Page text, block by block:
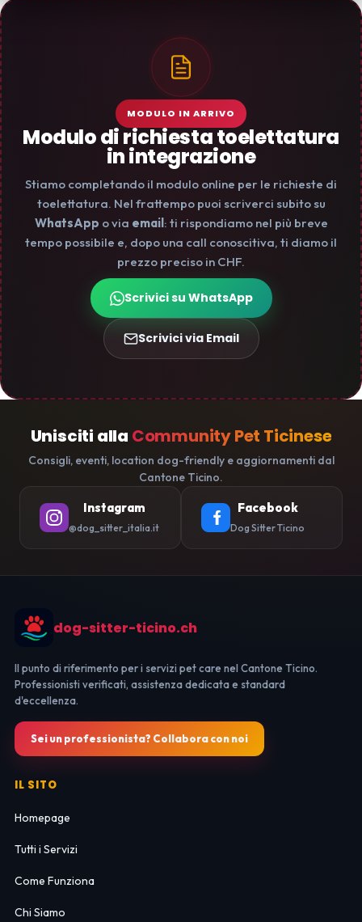
MODULO IN ARRIVO
Modulo di richiesta toelettatura
in integrazione
Stiamo completando il modulo online per le richieste di
toelettatura. Nel frattempo puoi scriverci subito su
WhatsApp o via email : ti rispondiamo nel più breve
tempo possibile e, dopo una call conoscitiva, ti diamo il
prezzo preciso in CHF.
Scrivici su WhatsApp
Scrivici via Email
Unisciti alla Community Pet Ticinese
Consigli, eventi, location dog-friendly e aggiornamenti dal
Cantone Ticino.
Instagram
@dog_sitter_italia.it
Facebook
Dog Sitter Ticino
dog-sitter-ticino.ch
Il punto di riferimento per i servizi pet care nel Cantone Ticino.
Professionisti verificati, assistenza dedicata e standard
d'eccellenza.
Sei un professionista? Collabora con noi
IL SITO
Homepage
Tutti i Servizi
Come Funziona
Chi Siamo